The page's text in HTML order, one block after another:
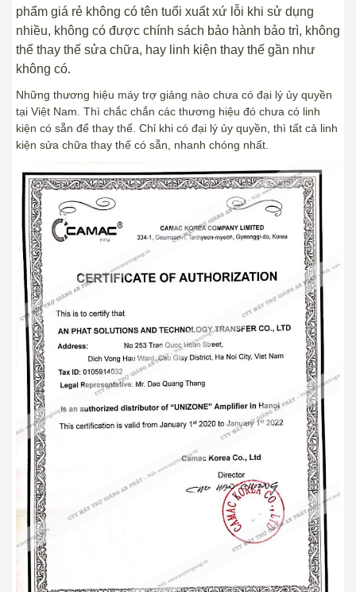
phẩm giá rẻ không có tên tuổi xuất xứ lỗi khi sử dụng
nhiều, không có được chính sách bảo hành bảo trì, không
thể thay thế sửa chữa, hay linh kiện thay thế gần như
không có.
Những thương hiệu máy trợ giảng nào chưa có đại lý ủy quyền
tại Việt Nam. Thì chắc chắn các thương hiệu đó chưa có linh
kiện có sẵn để thay thế. Chỉ khi có đại lý ủy quyền, thì tất cả linh
kiện sửa chữa thay thế có sẵn, nhanh chóng nhất.